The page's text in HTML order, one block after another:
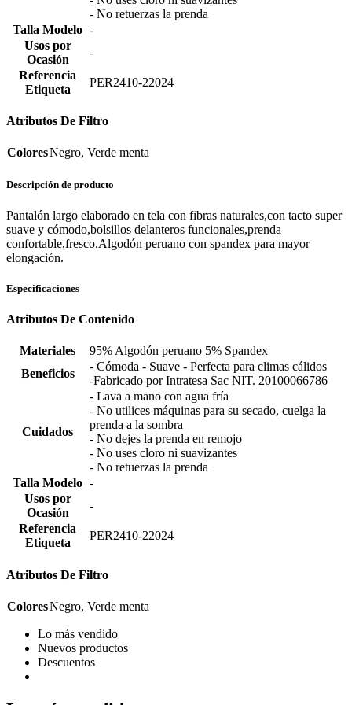
- No retuerzas la prenda
Talla Modelo -
Usos por
Ocasión
-
Referencia
Etiqueta
PER2410-22024
Atributos De Filtro
ColoresNegro, Verde menta
Descripción de producto
Pantalón largo elaborado en tela con fibras naturales,con tacto super
suave y cómodo,bolsillos delanteros funcionales,prenda
confortable,fresco.Algodón peruano con spandex para mayor
elongación.
Especificaciones
Atributos De Contenido
Materiales
95% Algodón peruano 5% Spandex
Beneficios
- Cómoda - Suave - Perfecta para climas cálidos
-Fabricado por Intratesa Sac NIT. 20100066786
Cuidados
- Lava a mano con agua fría
- No utilices máquinas para su secado, cuelga la
prenda a la sombra
- No dejes la prenda en remojo
- No uses cloro ni suavizantes
- No retuerzas la prenda
Talla Modelo -
Usos por
Ocasión
-
Referencia
Etiqueta
PER2410-22024
Atributos De Filtro
ColoresNegro, Verde menta
Lo más vendido
Nuevos productos
Descuentos